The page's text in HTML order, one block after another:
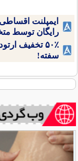
ایمپلنت
رایگان توسط
۵۰٪ تخفیف
سفته!